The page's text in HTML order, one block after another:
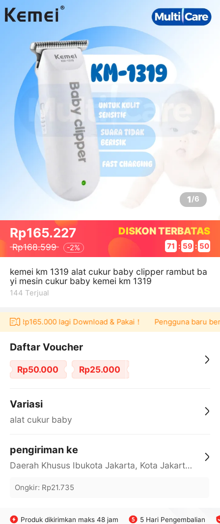
1/6
Rp165.227
Rp168.599 -2%
DISKON TERBATAS
71 : 59 : 49
kemei km 1319 alat cukur baby clipper rambut ba
yi mesin cukur baby kemei km 1319
144 Terjual
Rp165.000 lagi Download & Pakai！ Pengguna baru
Daftar Voucher
Rp50.000 Rp25.000
Variasi
alat cukur baby
pengiriman ke
Daerah Khusus Ibukota Jakarta, Kota Jakarta Barat, Cengkareng, yy
Ongkir: Rp21.735
Produk dikirimkan maks 48 jam 5 Hari Pengembalian